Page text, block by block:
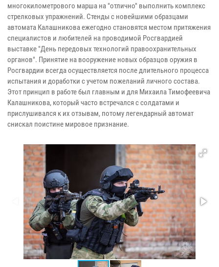
многокилометрового марша на "отлично" выполнить комплекс
стрелковых упражнений. Стенды с новейшими образцами
автомата Калашникова ежегодно становятся местом притяжения
специалистов и любителей на проводимой Росгвардией
выставке "День передовых технологий правоохранительных
органов". Принятие на вооружение новых образцов оружия в
Росгвардии всегда осуществляется после длительного процесса
испытания и доработки с учетом пожеланий личного состава.
Этот принцип в работе был главным и для Михаила Тимофеевича
Калашникова, который часто встречался с солдатами и
прислушивался к их отзывам, потому легендарный автомат
снискал поистине мировое признание.